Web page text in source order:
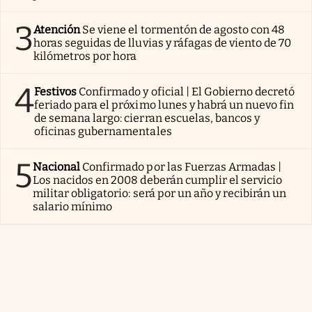
3AtenciónSe viene el tormentón de agosto con 48
horas seguidas de lluvias y ráfagas de viento de 70
kilómetros por hora
4Festivos Confirmado y oficial | El Gobierno decretó
feriado para el próximo lunes y habrá un nuevo fin
de semana largo: cierran escuelas, bancos y
oficinas gubernamentales
5Nacional Confirmado por las Fuerzas Armadas |
Los nacidos en 2008 deberán cumplir el servicio
militar obligatorio: será por un año y recibirán un
salario mínimo